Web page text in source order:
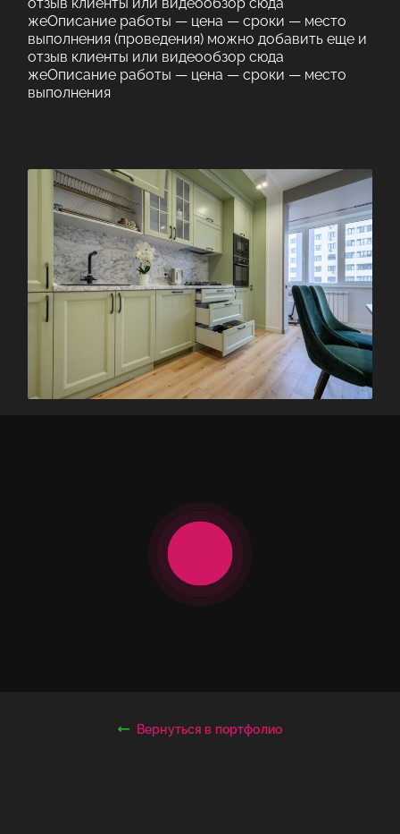
жеОписание работы — цена — сроки — место
выполнения (проведения) можно добавить еще и
отзыв клиенты или видеообзор сюда
жеОписание работы — цена — сроки — место
выполнения
Вернуться в портфолио